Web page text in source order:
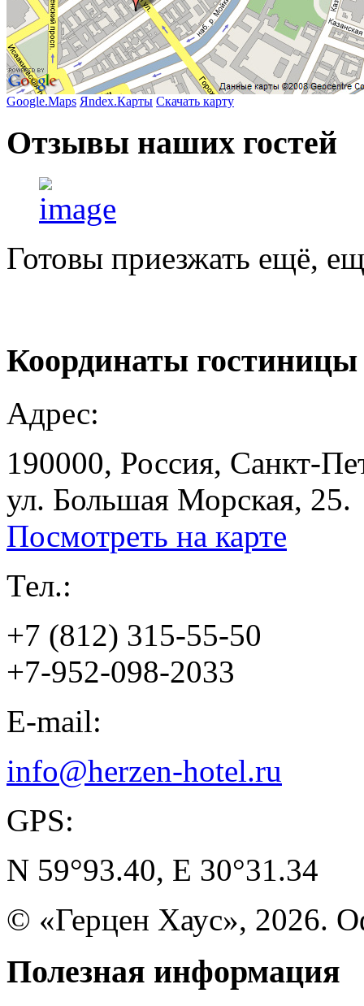
Google.Maps Яndex.Карты Скачать карту
Отзывы наших гостей
Готовы приезжать ещё,
Координаты гостиницы
Адрес:
190000, Россия, Санкт-
ул. Большая Морская, 25.
Посмотреть на карте
Тел.:
+7 (812) 315-55-50
+7-952-098-2033
E-mail:
info@herzen-hotel.ru
GPS:
N 59°93.40, E 30°31.34
© «Герцен Хаус», 2026.
Полезная информация